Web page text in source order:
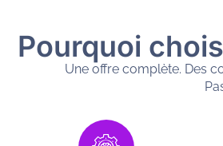
Pourquoi
Une offre complète. Des